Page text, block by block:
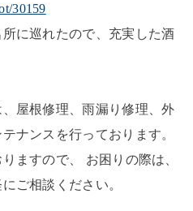
30159
に巡れたので、充実した酒
屋根修理、雨漏り修理、外
ナンスを行っております。
ますので、 お困りの際は、
ご相談ください。